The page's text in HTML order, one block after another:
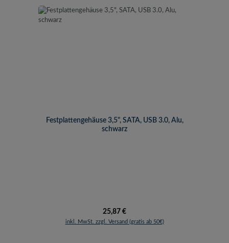
Festplattengehäuse 3,5", SATA, USB 3.0, Alu,
schwarz
Regulärer Preis:
25,87 €
inkl. MwSt. zzgl. Versand (gratis ab 50€)